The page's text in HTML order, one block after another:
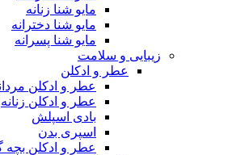
مایو شنا زنانه
مایو شنا دخترانه
مایو شنا پسرانه
زیبایی و سلامت
عطر و ادکلن
عطر و ادکلن
عطر و ادکلن زنانه
بادی اسپلش
اسپری بدن
عطر و ادکلن بچه